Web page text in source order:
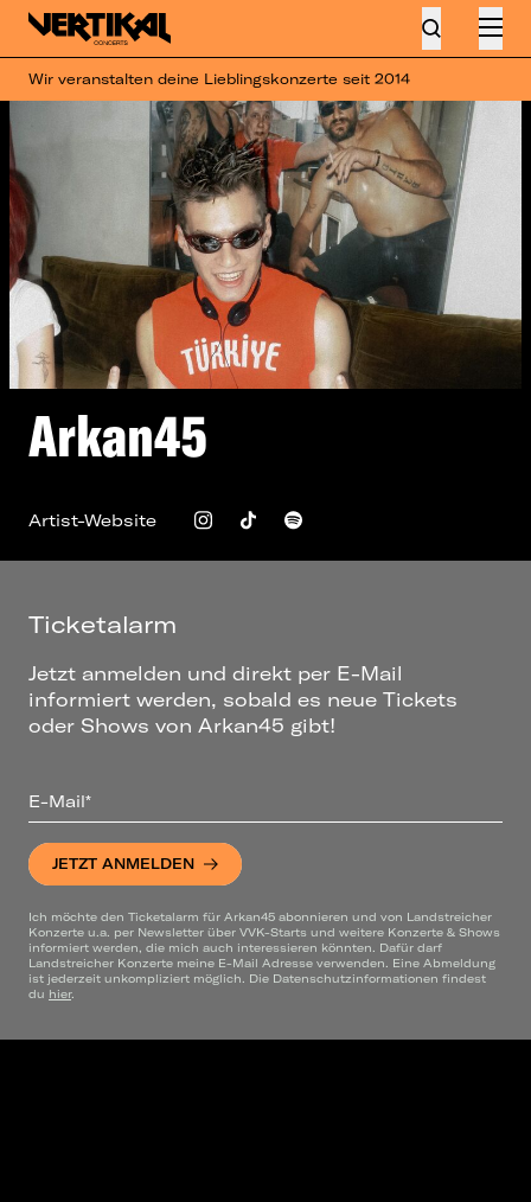
Wir veranstalten deine Lieblingskonzerte seit 2014
Arkan45
Artist-Website
Ticketalarm
Jetzt anmelden und direkt per E-Mail
informiert werden, sobald es neue Tickets
oder Shows von Arkan45 gibt!
E-Mail*
JETZT ANMELDEN
Ich möchte den Ticketalarm für Arkan45 abonnieren und von Landstreicher
Konzerte u.a. per Newsletter über VVK-Starts und weitere Konzerte & Shows
informiert werden, die mich auch interessieren könnten. Dafür darf
Landstreicher Konzerte meine E-Mail Adresse verwenden. Eine Abmeldung
ist jederzeit unkompliziert möglich. Die Datenschutzinformationen findest
du hier.